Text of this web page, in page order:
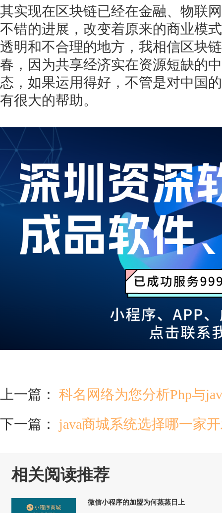
其实现在区块链已经在金融、物联
不错的进展，改变着原来的商业模
透明和不合理的地方，我相信区块
春，因为共享经济实在资源短缺的
态，如果运用得好，不管是对中国
有很大的帮助。
上一篇： 科名网络为您分析Php与
下一篇： java商城系统选择哪一家
相关阅读推荐
微信小程序的加盟为何蒸蒸日上